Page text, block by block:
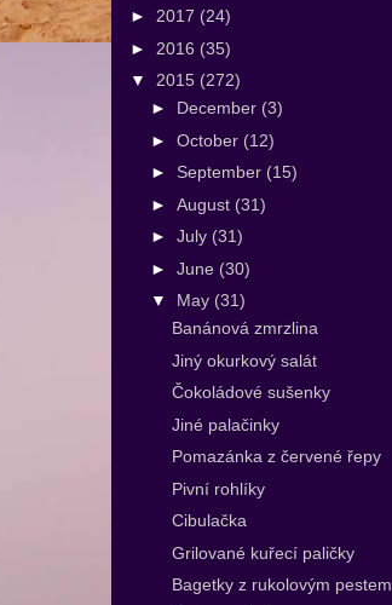
► 2017 (24)
► 2016 (35)
▼ 2015 (272)
► December (3)
► October (12)
► September (15)
► August (31)
► July (31)
► June (30)
▼ May (31)
Banánová zmrzlina
Jiný okurkový salát
Čokoládové sušenky
Jiné palačinky
Pomazánka z červené řepy
Pivní rohlíky
Cibulačka
Grilované kuřecí paličky
Bagetky z rukolovým pestem